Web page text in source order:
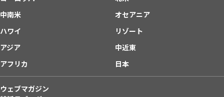
中南米
オセアニア
ハワイ
リゾート
アジア
中近東
アフリカ
日本
ウェブマガジン